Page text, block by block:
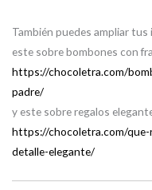
También puedes ampliar
este sobre bombones con
https://chocoletra.com/
padre/
y este sobre regalos
https://chocoletra.com/
detalle-elegante/